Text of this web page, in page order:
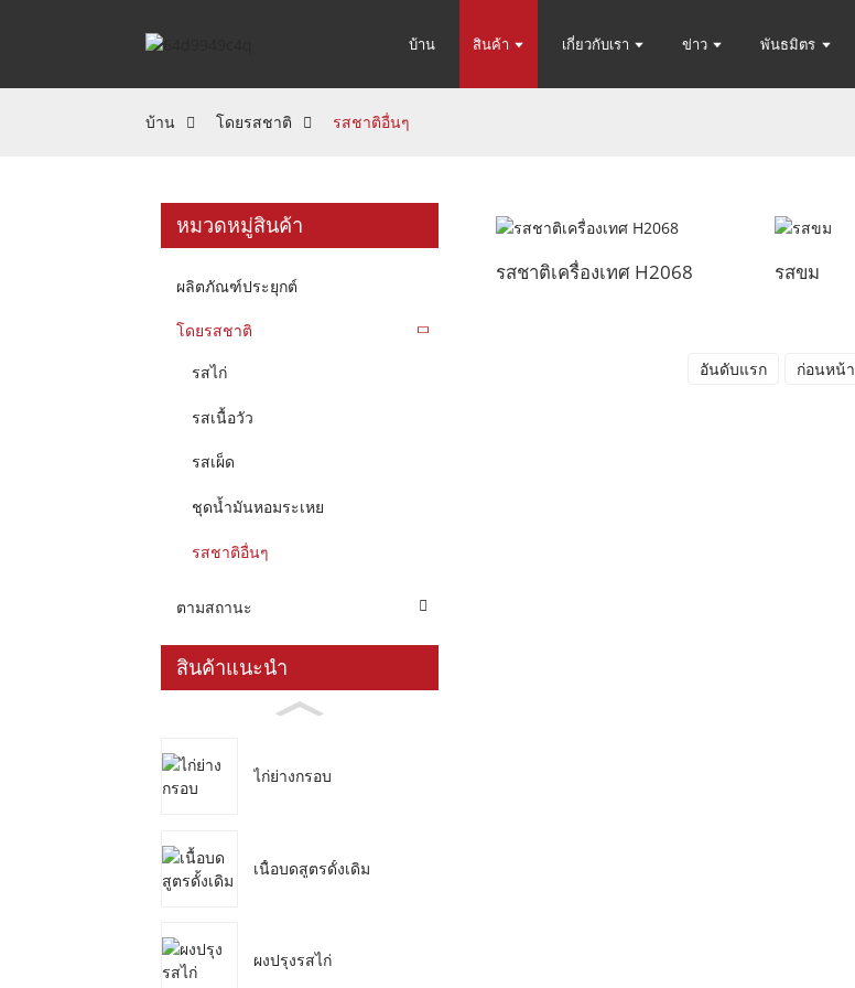
บ้าน สินค้า เกี่ยวกับเรา ข่าว พันธมิตร
บ้าน โดยรสชาติ รสชาติอื่นๆ
หมวดหมู่สินค้า
ผลิตภัณฑ์ประยุกต์
โดยรสชาติ
รสไก่
รสเนื้อวัว
รสเผ็ด
ชุดน้ำมันหอมระเหย
รสชาติอื่นๆ
ตามสถานะ
สินค้าแนะนำ
ไก่ย่างกรอบ
เนื้อบดสูตรดั้งเดิม
ผงปรุงรสไก่
รสชาติเครื่องเทศ H2068 รสขม
อันดับแรก ก่อนหน้า